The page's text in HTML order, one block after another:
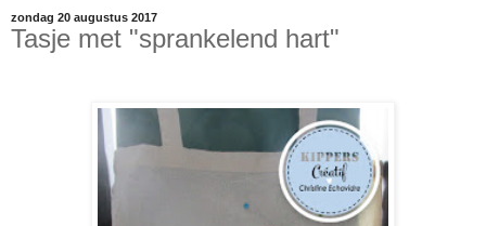
zondag 20 augustus 2017
Tasje met "sprankelend hart"